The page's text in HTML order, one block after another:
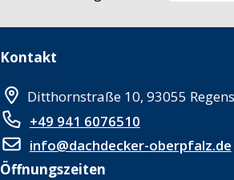
Kontakt
Ditthornstraße 10, 93055
+49 941 6076510
info@dachdecker-oberpfalz.de
Öffnungszeiten